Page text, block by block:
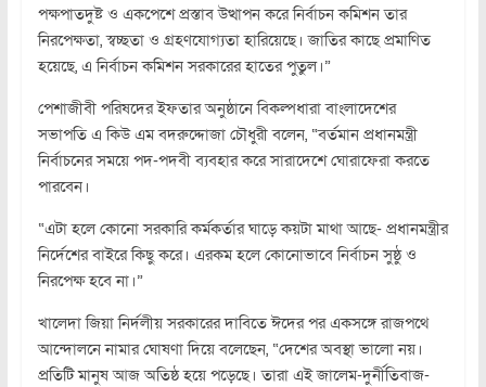
পক্ষপাতদুষ্ট ও একপেশে প্রস্তাব উত্থাপন করে নির্বাচন কমিশন তার
নিরপেক্ষতা, স্বচ্ছতা ও গ্রহণযোগ্যতা হারিয়েছে। জাতির কাছে প্রমাণিত
হয়েছে, এ নির্বাচন কমিশন সরকারের হাতের পুতুল।”
পেশাজীবী পরিষদের ইফতার অনুষ্ঠানে বিকল্পধারা বাংলাদেশের
সভাপতি এ কিউ এম বদরুদ্দোজা চৌধুরী বলেন, “বর্তমান প্রধানমন্ত্রী
নির্বাচনের সময়ে পদ-পদবী ব্যবহার করে সারাদেশে ঘোরাফেরা করতে
পারবেন।
“এটা হলে কোনো সরকারি কর্মকর্তার ঘাড়ে কয়টা মাথা আছে- প্রধানমন্ত্রীর
নির্দেশের বাইরে কিছু করে। এরকম হলে কোনোভাবে নির্বাচন সুষ্ঠু ও
নিরপেক্ষ হবে না।”
খালেদা জিয়া নির্দলীয় সরকারের দাবিতে ঈদের পর একসঙ্গে রাজপথে
আন্দোলনে নামার ঘোষণা দিয়ে বলেছেন, “দেশের অবস্থা ভালো নয়।
প্রতিটি মানুষ আজ অতিষ্ঠ হয়ে পড়েছে। তারা এই জালেম-দুর্নীতিবাজ-